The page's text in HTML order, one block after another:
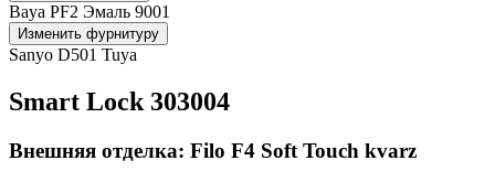
Baya PF2 Эмаль 9001
Изменить фурнитуру
Sanyo D501 Tuya
Smart Lock 303004
Внешняя отделка: Filo F4 Soft Touch kvarz